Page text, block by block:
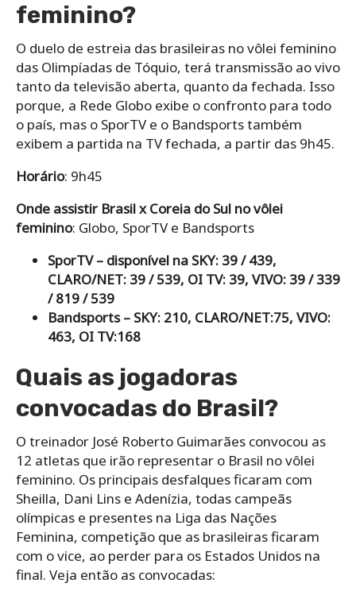
feminino?
O duelo de estreia das brasileiras no vôlei feminino
das Olimpíadas de Tóquio, terá transmissão ao vivo
tanto da televisão aberta, quanto da fechada. Isso
porque, a Rede Globo exibe o confronto para todo
o país, mas o SporTV e o Bandsports também
exibem a partida na TV fechada, a partir das 9h45.
Horário: 9h45
Onde assistir Brasil x Coreia do Sul no vôlei
feminino: Globo, SporTV e Bandsports
SporTV – disponível na SKY: 39 / 439,
CLARO/NET: 39 / 539, OI TV: 39, VIVO: 39 / 339
/ 819 / 539
Bandsports – SKY: 210, CLARO/NET:75, VIVO:
463, OI TV:168
Quais as jogadoras
convocadas do Brasil?
O treinador José Roberto Guimarães convocou as
12 atletas que irão representar o Brasil no vôlei
feminino. Os principais desfalques ficaram com
Sheilla, Dani Lins e Adenízia, todas campeãs
olímpicas e presentes na Liga das Nações
Feminina, competição que as brasileiras ficaram
com o vice, ao perder para os Estados Unidos na
final. Veja então as convocadas: